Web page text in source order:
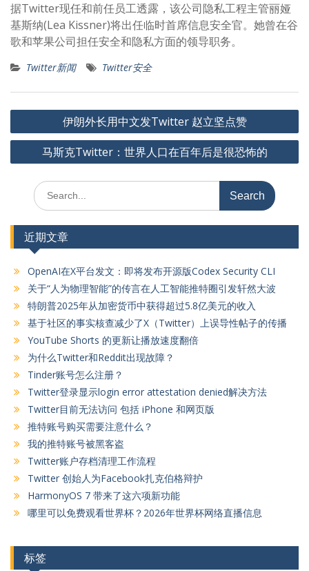
据Twitter现任和前任员工透露，该公司隐私工程主管丽娅
基斯纳(Lea Kissner)将出任临时首席信息安全官。她曾在谷
歌和苹果公司担任安全和隐私方面的领导职务。
Twitter新闻 Twitter安全
文
章
伊朗外长用中文发Twitter 赵立坚点赞
马斯克Twitter：世界人口在百年后是很恐怖的
Search
for:
近期文章
OpenAI在X平台发文：即将发布开源版Codex Security CLI
关于“人为物理智能”的传言在人工智能推特圈引发轩然大波
特朗普2025年从加密货币中获得超过5.8亿美元的收入
基于社区的事实核查减少了X（Twitter）上误导性帖子的传播
YouTube Shorts 的更新让播放速度翻倍
为什么Twitter和Reddit出现故障？
Tinder账号怎么注册？
Twitter登录显示login error attestation denied解决方法
Twitter目前无法访问 包括 iPhone 和网页版
推特账号购买需要注意什么？
我的推特账号被黑客盗
Twitter账户存档清理工作流程
Twitter 创始人为Facebook扎克伯格辩护
HarmonyOS 7 带来了这六项新功能
哪里可以免费观看世界杯？2026年世界杯网络直播信息
标签